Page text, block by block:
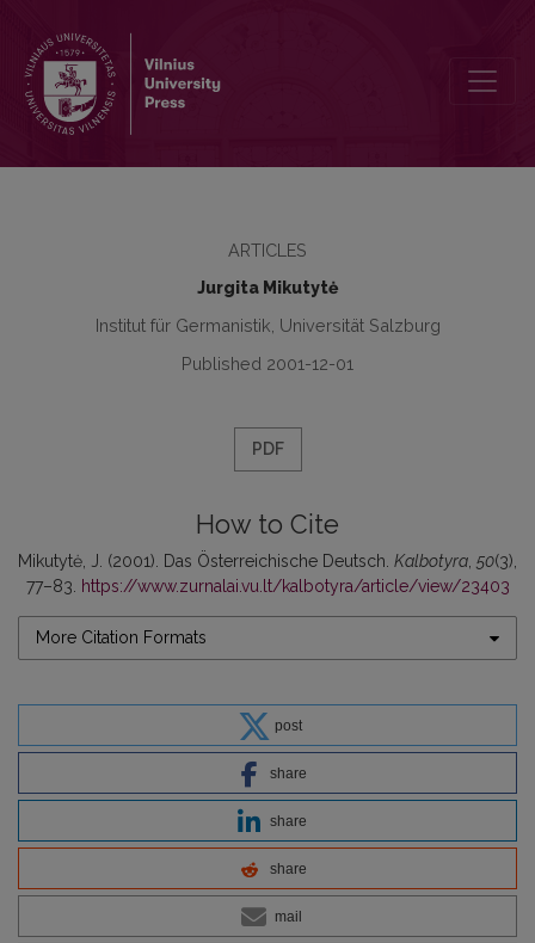
ARTICLES
Jurgita Mikutytė
Institut für Germanistik, Universität Salzburg
Published 2001-12-01
PDF
How to Cite
Mikutytė, J. (2001). Das Österreichische Deutsch. Kalbotyra 50(3),
77–83.
https://www.zurnalai.vu.lt/kalbotyra/article/view/23403
More Citation Formats
post
share
share
share
mail